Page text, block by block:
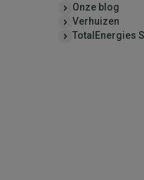
Onze blog
Verhuizen
TotalEnergies